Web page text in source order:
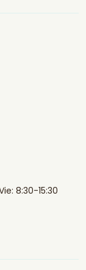
8:30-15:30